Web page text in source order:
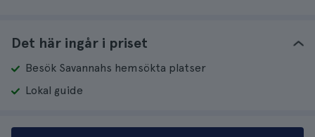
Det här ingår i priset
Besök Savannahs hemsökta platser
Lokal guide